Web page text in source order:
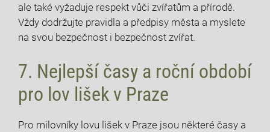
ale také vyžaduje respekt vůči zvířatům a přírodě.
Vždy dodržujte pravidla a předpisy města a myslete
na svou bezpečnost i bezpečnost zvířat.
7. Nejlepší časy a roční období
pro lov lišek v Praze
Pro milovníky lovu lišek v Praze jsou některé časy a